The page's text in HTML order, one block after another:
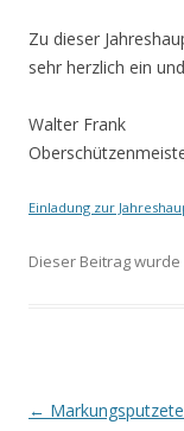
Zu dieser
sehr herzlich ein
Walter Frank
Einladung zur
Dieser Beitrag
Beitrags-
←